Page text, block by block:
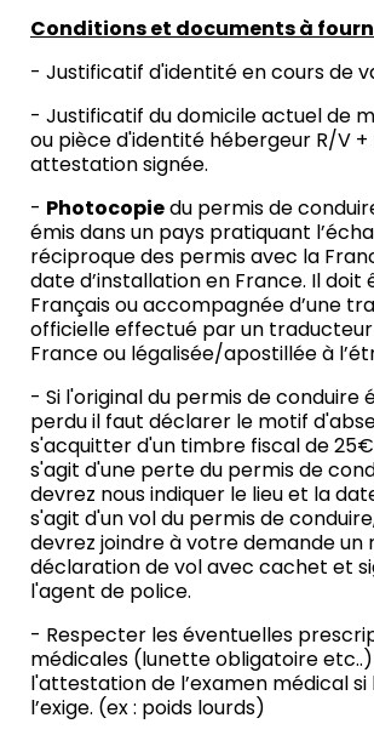
Conditions et documents à
- Justificatif d'identité en cours de
- Justificatif du domicile actuel de
ou pièce d'identité hébergeur R/V
attestation signée.
- Photocopiedu permis de
émis dans un pays pratiquant
réciproque des permis avec la
date d’installation en France. Il doit
Français ou accompagnée d’une
officielle effectué par un
France ou légalisée/apostillée à
- Si l'original du permis de conduire
perdu il faut déclarer le motif
s'acquitter d'un timbre fiscal de
s'agit d'une perte du permis de
devrez nous indiquer le lieu et la
s'agit d'un vol du permis de
devrez joindre à votre demande un
déclaration de vol avec cachet et
l'agent de police.
- Respecter les éventuelles
médicales (lunette obligatoire
l'attestation de l’examen médical
l’exige. (ex : poids lourds)